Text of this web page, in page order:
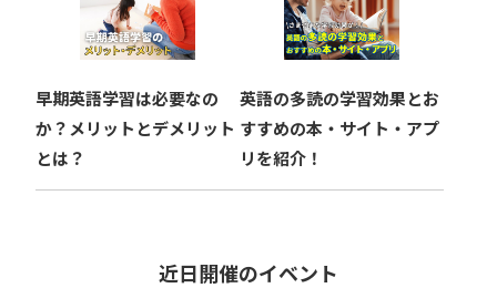
早期英語学習は必要なの
か？メリットとデメリット
とは？
英語の多読の学習効果とお
すすめの本・サイト・アプ
リを紹介！
近日開催のイベント